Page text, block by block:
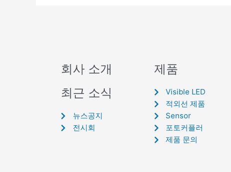
회사 소개
최근 소식
뉴스공지
전시회
제품
Visible LED
적외선 제품
Sensor
포토커플러
제품 문의